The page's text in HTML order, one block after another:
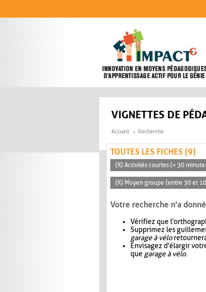
VIGNETTES DE
Accueil Recherche
TOUTES LES FICHES (9)
(X) Activités courtes (< 30
(X) Moyen groupe (entre 30 et
Votre recherche n'a
Vérifiez que
Supprimez les
garage à vélo
Envisagez d'élargir
que garage à vélo.